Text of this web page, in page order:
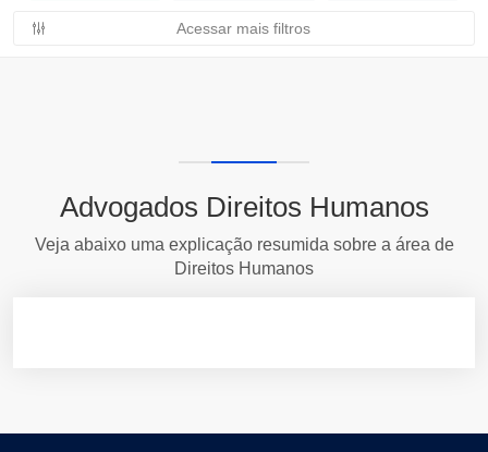
Acessar mais filtros
Advogados Direitos Humanos
Veja abaixo uma explicação resumida sobre a área de
Direitos Humanos